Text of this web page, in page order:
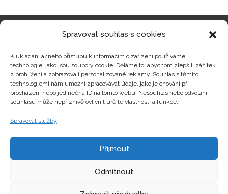
Spravovat souhlas s cookies
K ukládání a/nebo přístupu k informacím o zařízení používáme
technologie, jako jsou soubory cookie. Děláme to, abychom zlepšili zážitek
z prohlížení a zobrazovali personalizované reklamy. Souhlas s těmito
technologiemi nám umožní zpracovávat údaje, jako je chování při
procházení nebo jedinečná ID na tomto webu. Nesouhlas nebo odvolání
souhlasu může nepříznivě ovlivnit určité vlastnosti a funkce.
Spravovat služby
Přijmout
Odmítnout
Zajímavosti
Kontakty